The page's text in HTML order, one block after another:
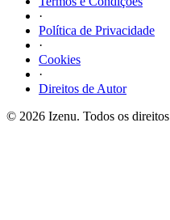
·
Política de Privacidade
·
Cookies
·
Direitos de Autor
© 2026 Izenu. Todos os